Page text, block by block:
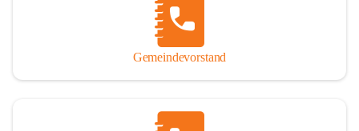
Gemeindevorstand